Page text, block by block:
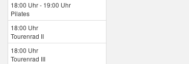
18:00 Uhr - 19:00 Uhr
Pilates
18:00 Uhr
Tourenrad II
18:00 Uhr
Tourenrad III